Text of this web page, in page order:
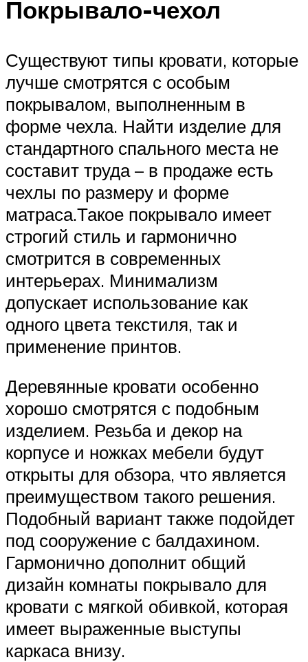
Покрывало-чехол
Существуют типы кровати, которые
лучше смотрятся с особым
покрывалом, выполненным в
форме чехла. Найти изделие для
стандартного спального места не
составит труда – в продаже есть
чехлы по размеру и форме
матраса.Такое покрывало имеет
строгий стиль и гармонично
смотрится в современных
интерьерах. Минимализм
допускает использование как
одного цвета текстиля, так и
применение принтов.
Деревянные кровати особенно
хорошо смотрятся с подобным
изделием. Резьба и декор на
корпусе и ножках мебели будут
открыты для обзора, что является
преимуществом такого решения.
Подобный вариант также подойдет
под сооружение с балдахином.
Гармонично дополнит общий
дизайн комнаты покрывало для
кровати с мягкой обивкой, которая
имеет выраженные выступы
каркаса внизу.